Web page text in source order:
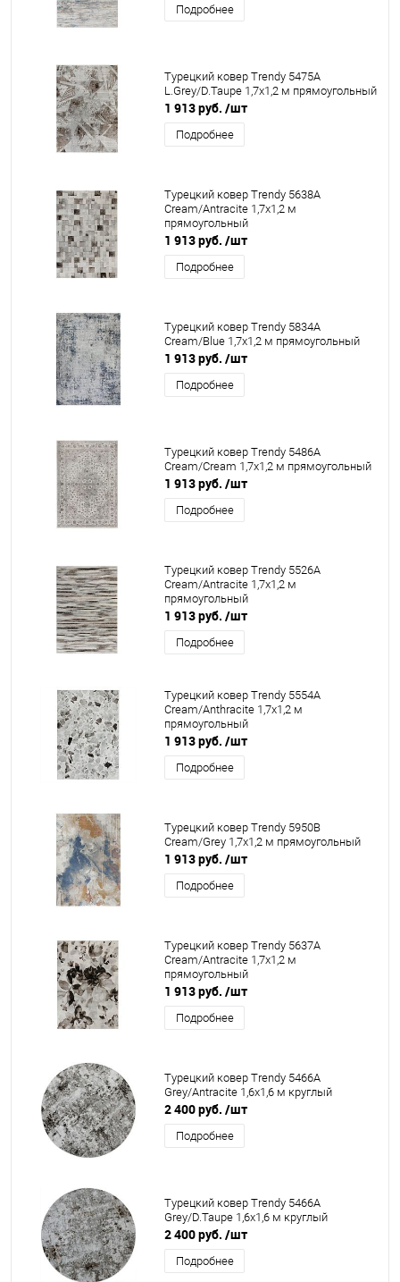
Подробнее
Турецкий ковер Trendy 5475A
L.Grey/D.Taupe 1,7x1,2 м прямоугольный
1 913 руб. /шт
Подробнее
Турецкий ковер Trendy 5638A
Cream/Antracite 1,7x1,2 м
прямоугольный
1 913 руб. /шт
Подробнее
Турецкий ковер Trendy 5834A
Cream/Blue 1,7x1,2 м прямоугольный
1 913 руб. /шт
Подробнее
Турецкий ковер Trendy 5486A
Cream/Cream 1,7x1,2 м прямоугольный
1 913 руб. /шт
Подробнее
Турецкий ковер Trendy 5526A
Cream/Antracite 1,7x1,2 м
прямоугольный
1 913 руб. /шт
Подробнее
Турецкий ковер Trendy 5554A
Cream/Anthracite 1,7x1,2 м
прямоугольный
1 913 руб. /шт
Подробнее
Турецкий ковер Trendy 5950B
Cream/Grey 1,7x1,2 м прямоугольный
1 913 руб. /шт
Подробнее
Турецкий ковер Trendy 5637A
Cream/Antracite 1,7x1,2 м
прямоугольный
1 913 руб. /шт
Подробнее
Турецкий ковер Trendy 5466A
Grey/Antracite 1,6x1,6 м круглый
2 400 руб. /шт
Подробнее
Турецкий ковер Trendy 5466A
Grey/D.Taupe 1,6x1,6 м круглый
2 400 руб. /шт
Подробнее